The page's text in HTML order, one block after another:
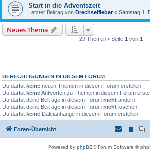
Start in die Adventszeit
Letzter Beitrag von Drechselfieber« Samstag 1.
Neues Thema
29 Themen • Seite 1 von 1
BERECHTIGUNGEN IN DIESEM FORUM
Du darfst keine neuen Themen in diesem Forum erstellen.
Du darfst keineAntworten zu Themen in diesem Forum
Du darfst deine Beiträge in diesem Forum nicht ändern.
Du darfst deine Beiträge in diesem Forum nicht löschen.
Du darfst keine Dateianhänge in diesem Forum erstellen.
Foren-Übersicht
Powered by phpBB® Forum Software ©